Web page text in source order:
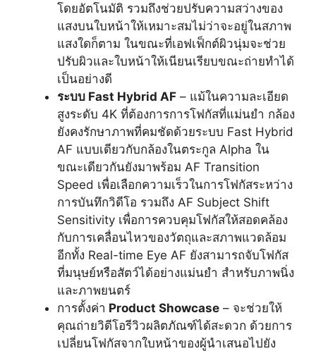
โดยอัตโนมัติ รวมถึงช่วยปรับความสว่างของ
แสงบนใบหน้าให้เหมาะสมไม่ว่าจะอยู่ในสภาพ
แสงใดก็ตาม ในขณะที่เอฟเฟ็กต์ผิวนุ่มจะช่วย
ปรับผิวและใบหน้าให้เนียนเรียบขณะถ่ายทำได้
เป็นอย่างดี
ระบบ Fast Hybrid AF – แม้ในความละเอียด
สูงระดับ 4K ที่ต้องการการโฟกัสที่แม่นยำ กล้อง
ยังคงรักษาภาพที่คมชัดด้วยระบบ Fast Hybrid
AF แบบเดียวกับกล้องในตระกูล Alpha ใน
ขณะเดียวกันยังมาพร้อม AF Transition
Speed เพื่อเลือกความเร็วในการโฟกัสระหว่าง
การบันทึกวิดีโอ รวมถึง AF Subject Shift
Sensitivity เพื่อการควบคุมโฟกัสให้สอดคล้อง
กับการเคลื่อนไหวของวัตถุและสภาพแวดล้อม
อีกทั้ง Real-time Eye AF ยังสามารถจับโฟกัส
ที่มนุษย์หรือสัตว์ได้อย่างแม่นยำ สำหรับภาพนิ่ง
และภาพยนตร์
การตั้งค่า Product Showcase – จะช่วยให้
คุณถ่ายวิดีโอรีวิวผลิตภัณฑ์ได้สะดวก ด้วยการ
เปลี่ยนโฟกัสจากใบหน้าของผู้นำเสนอไปยัง